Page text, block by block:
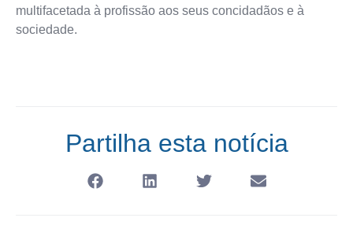
multifacetada à profissão aos seus concidadãos e à
sociedade.
Partilha esta notícia